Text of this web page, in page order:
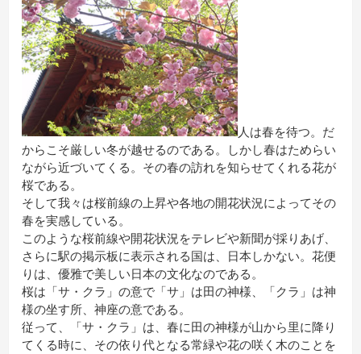
人は春を待つ。だ
からこそ厳しい冬が越せるのである。しかし春はためらい
ながら近づいてくる。その春の訪れを知らせてくれる花が
桜である。
そして我々は桜前線の上昇や各地の開花状況によってその
春を実感している。
このような桜前線や開花状況をテレビや新聞が採りあげ、
さらに駅の掲示板に表示される国は、日本しかない。花便
りは、優雅で美しい日本の文化なのである。
桜は「サ・クラ」の意で「サ」は田の神様、「クラ」は神
様の坐す所、神座の意である。
従って、「サ・クラ」は、春に田の神様が山から里に降り
てくる時に、その依り代となる常緑や花の咲く木のことを